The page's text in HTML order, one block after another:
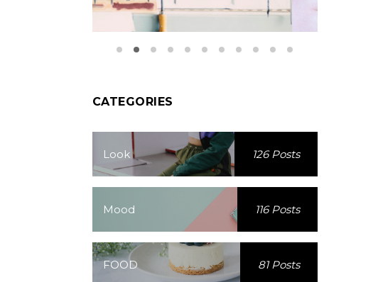
CATEGORIES
Look 126 Posts
Mood 116 Posts
FOOD 81 Posts